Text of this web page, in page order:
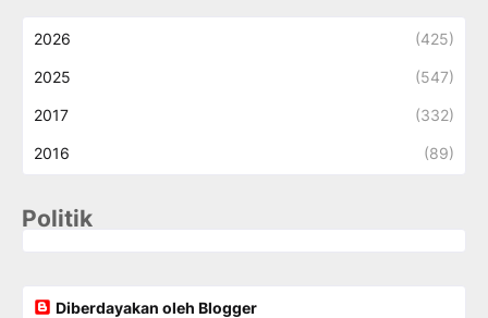
2026 (425)
2025 (547)
2017 (332)
2016 (89)
Politik
Diberdayakan oleh Blogger